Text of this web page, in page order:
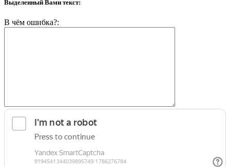
Выделенный Вами текст:
В чём ошибка?: